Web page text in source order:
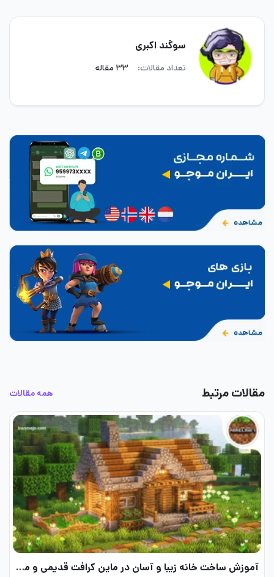
سوگند اکبری
تعداد مقالات: ۳۳ مقاله
مقالات مرتبط همه مقالات
آموزش ساخت خانه زیبا و آسان در ماین کرافت قدیمی و مدرن